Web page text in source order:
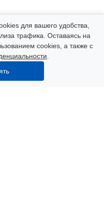
для вашего удобства,
трафика. Оставаясь на
cookies, а также с